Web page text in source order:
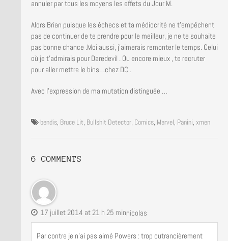
annuler par tous les moyens les effets du Jour M.
Alors Brian puisque les échecs et ta médiocrité ne t’empêchent
pas de continuer de te prendre pour le meilleur, je ne te souhaite
pas bonne chance .Moi aussi, j’aimerais remonter le temps. Celui
où je t’admirais pour Daredevil . Ou encore mieux , te recruter
pour aller mettre le bins…chez DC .
Avec l’expression de ma mutation distinguée …
bendis, Bruce Lit, Bullshit Detector, Comics, Marvel, Panini, xmen
6 COMMENTS
nicolas
17 juillet 2014 at 21 h 25 min
Par contre je n’ai pas aimé Powers : trop outrancièrement